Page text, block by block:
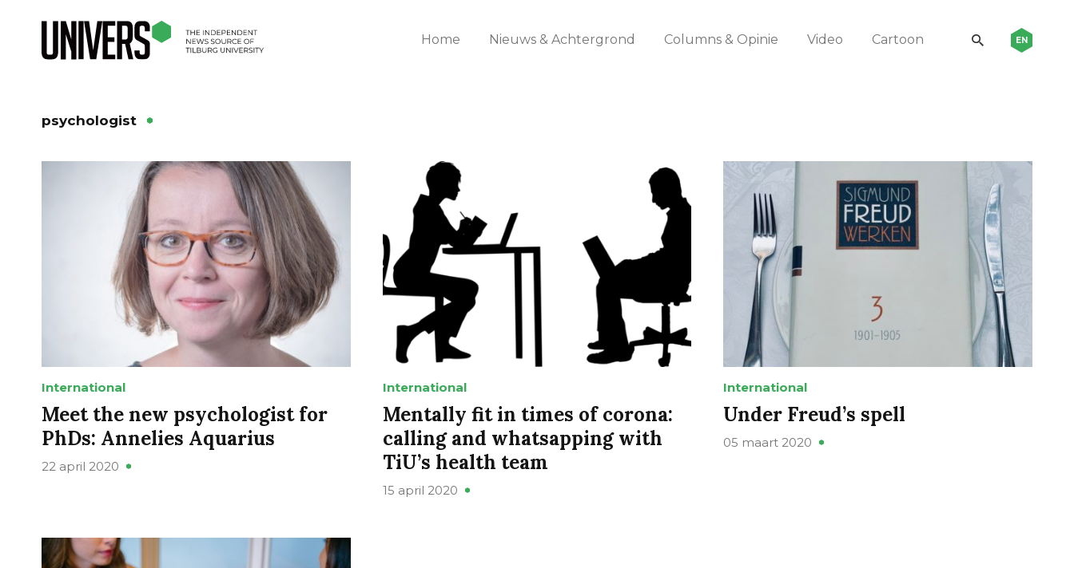
Home Nieuws & Achtergrond Columns & Opinie Video Cartoon EN
psychologist
International
Meet the new psychologist for
PhDs: Annelies Aquarius
22 april 2020
International
Mentally fit in times of corona:
calling and whatsapping with
TiU’s health team
15 april 2020
International
Under Freud’s spell
05 maart 2020